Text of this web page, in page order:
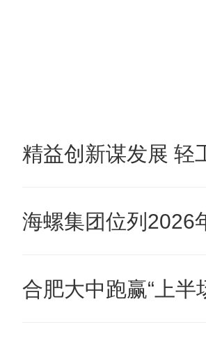
精益创新谋发展 轻
海螺集团位列2026
合肥大中跑赢“上半